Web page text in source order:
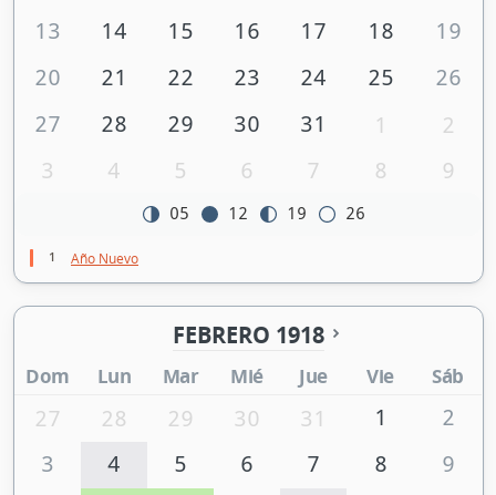
13
14 15 16 17 18
19
20
21 22 23 24 25
26
27
28 29 30 31 1
2
3
4 5 6 7 8 9
05 12 19 26
1 Año Nuevo
FEBRERO 1918
Dom Lun Mar Mié Jue Vie Sáb
27 28 29 30 31 1
2
3
4 5 6 7 8
9